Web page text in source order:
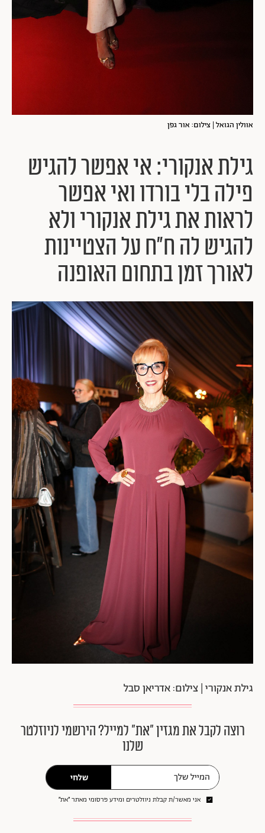
אוולין הגואל | צילום: אור גפן
גילת אנקורי: אי אפשר להגיש
פילה בלי בורדו ואי אפשר
לראות את גילת אנקורי ולא
להגיש לה ח"ח על הצטיינות
לאורך זמן בתחום האופנה
גילת אנקורי | צילום: אדריאן סבל
רוצה לקבל את מגזין ״את״ למייל? הירשמי לניוזלטר
שלנו
שלחי
אני מאשר/ת קבלת ניוזלטרים ומידע פרסומי מאתר ״את״